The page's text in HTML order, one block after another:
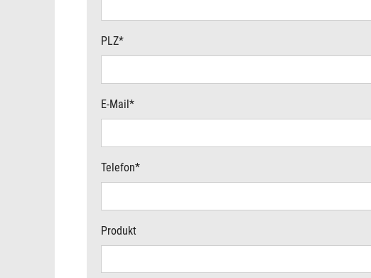
PLZ*
E-Mail*
Telefon*
Produkt